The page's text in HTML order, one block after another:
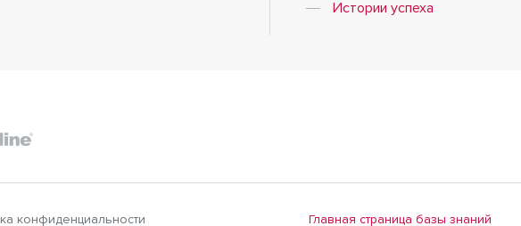
Истории успеха
конфиденциальности Главная страница базы знаний